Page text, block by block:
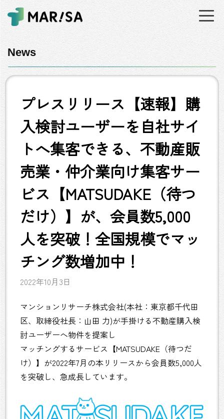
News
プレスリリース【速報】購
入検討ユーザーを自社サイ
トへ集客できる、不動産販
売業・仲介業向け集客サー
ビス【MATSUDAKE（待つ
だけ）】が、会員数5,000
人を突破！全国規模でマッ
チング数増加中！
2022年10月3日
マンションリサーチ株式会社(本社：東京都千代田
区、取締役社長：山田 力)が手掛ける不動産購入検
討ユーザーへ物件を提案し
マッチングするサービス【MATSUDAKE（待つだ
け）】が2022年7月の本リリースから会員数5,000人
を突破し、急成長しています。